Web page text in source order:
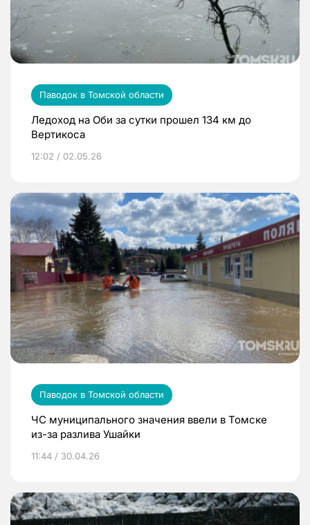
Паводок в Томской области
Ледоход на Оби за сутки прошел 134 км до
Вертикоса
12:02 / 02.05.26
Паводок в Томской области
ЧС муниципального значения ввели в Томске
из-за разлива Ушайки
11:44 / 30.04.26